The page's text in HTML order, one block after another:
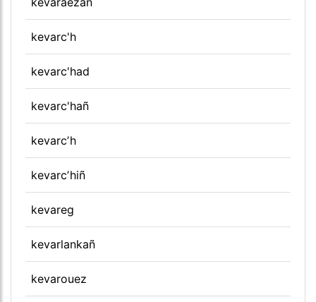
kevarc'h
kevarc'had
kevarc'hañ
kevarcʼh
kevarcʼhiñ
kevareg
kevarlankañ
kevarouez